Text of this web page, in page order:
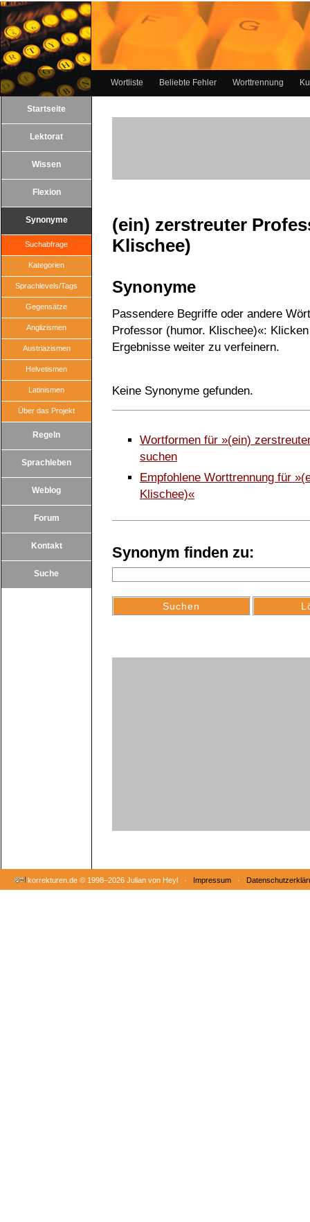
Wortliste Beliebte Fehler Worttrennung
Startseite
Lektorat
Wissen
Flexion
Synonyme
Suchabfrage
Kategorien
Sprachlevels/Tags
Gegensätze
Anglizismen
Austriazismen
Helvetismen
Latinismen
Über das Projekt
Regeln
Sprachleben
Weblog
Forum
Kontakt
Suche
(ein) zerstreuter
Klischee)
Synonyme
Passendere Begriffe oder andere
Professor (humor. Klischee)«:
Ergebnisse weiter zu verfeinern.
Keine Synonyme gefunden.
Wortformen für »(ein)
suchen
Empfohlene Worttrennung für
Klischee)«
Synonym finden zu:
korrekturen.de © 1998–2026 Julian von Heyl · Impressum ·